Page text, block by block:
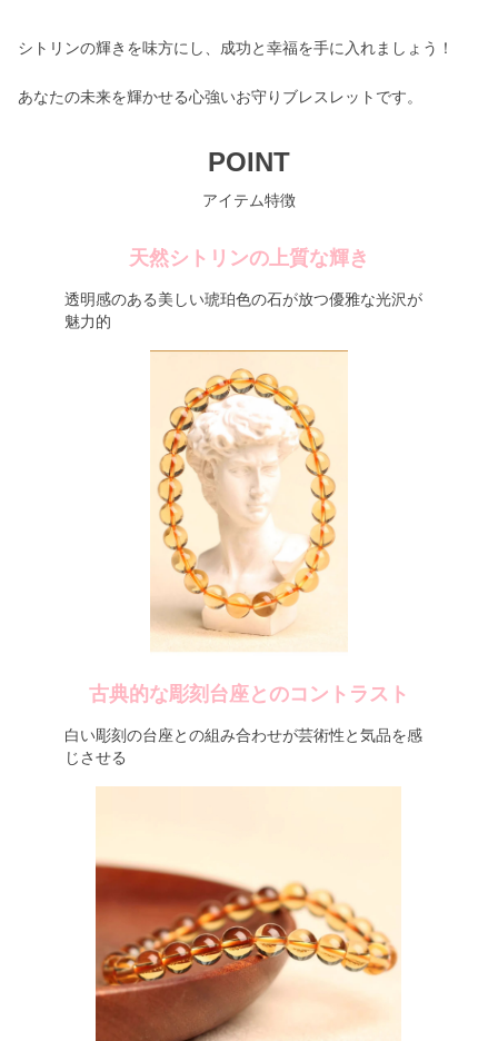
シトリンの輝きを味方にし、成功と幸福を手に入れましょう！
あなたの未来を輝かせる心強いお守りブレスレットです。
POINT
アイテム特徴
天然シトリンの上質な輝き
透明感のある美しい琥珀色の石が放つ優雅な光沢が
魅力的
古典的な彫刻台座とのコントラスト
白い彫刻の台座との組み合わせが芸術性と気品を感
じさせる